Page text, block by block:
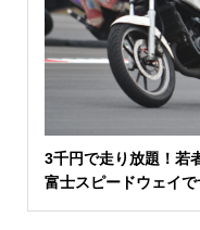
3千円で走り放題！若
富士スピードウェイ